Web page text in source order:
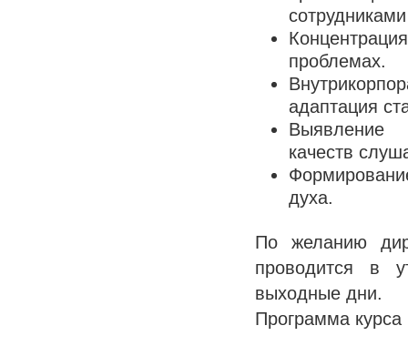
проблемах.
адаптация
качеств
духа.
По желанию
проводится в
выходные дни.
Программа